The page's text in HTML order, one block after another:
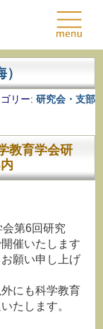
リー: 研究会・支部
教育学会研
第6回研究
催いたします
願い申し上げ
にも科学教育
たします。